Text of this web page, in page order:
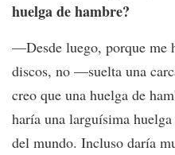
huelga de hambre?
—Desde luego, porque me
discos, no —suelta una
creo que una huelga de
haría una larguísima
del mundo. Incluso daría